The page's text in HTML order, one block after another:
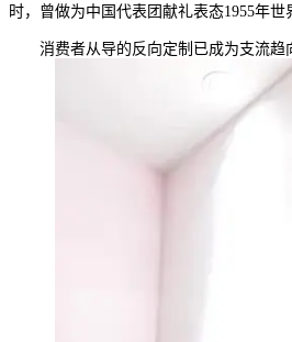
时，曾做为中国代表团献礼表态1955年
消费者从导的反向定制已成为支流趋向